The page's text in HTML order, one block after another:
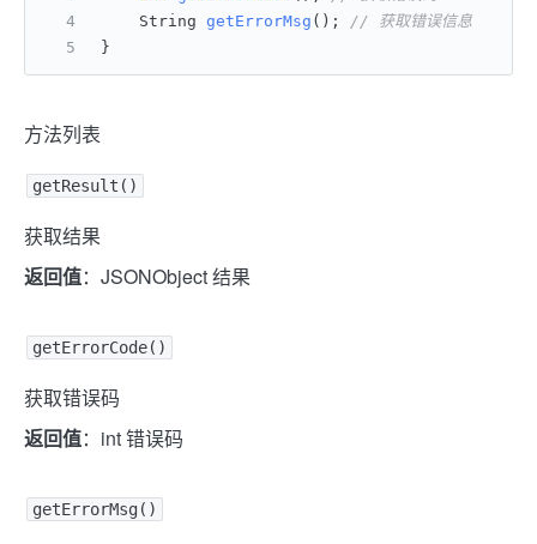
    String
getErrorMsg () ; // 获取错误信息
}
方法列表
getResult()
获取结果
返回值：JSONObject 结果
getErrorCode()
获取错误码
返回值：int 错误码
getErrorMsg()